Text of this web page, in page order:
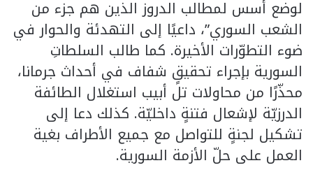
لوضع أسس لمطالب الدروز الذين هم جزء من
الشعب السوري”، داعيًا إلى التهدئة والحوار في
ضوء التطوّرات الأخيرة. كما طالب السلطاتِ
السورية بإجراء تحقيقٍ شفاف في أحداث جرمانا،
محذّرًا من محاولات تل أبيب استغلال الطائفة
الدرزيّة لإشعال فتنةٍ داخليّة. كذلك دعا إلى
تشكيل لجنةٍ للتواصل مع جميع الأطراف بغية
العمل على حلّ الأزمة السورية.